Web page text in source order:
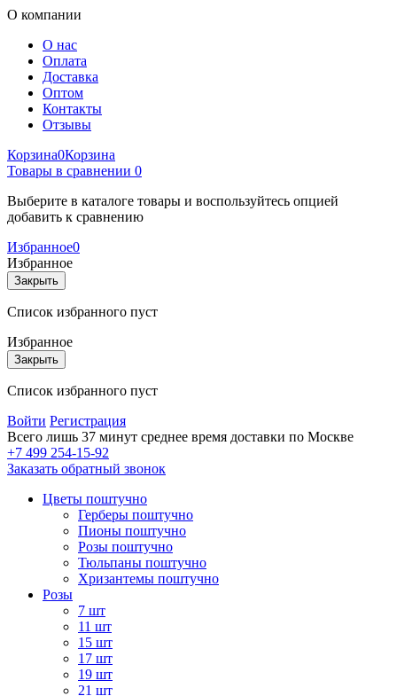
О компании
О нас
Оплата
Доставка
Оптом
Контакты
Отзывы
Корзина0Корзина
Товары в сравнении 0
Выберите в каталоге товары и воспользуйтесь опцией
добавить к сравнению
Избранное0
Избранное
Закрыть
Список избранного пуст
Избранное
Закрыть
Список избранного пуст
Войти Регистрация
Всего лишь 37 минут среднее время доставки по Москве
+7 499 254-15-92
Заказать обратный звонок
Цветы поштучно
Герберы поштучно
Пионы поштучно
Розы поштучно
Тюльпаны поштучно
Хризантемы поштучно
Розы
7 шт
11 шт
15 шт
17 шт
19 шт
21 шт